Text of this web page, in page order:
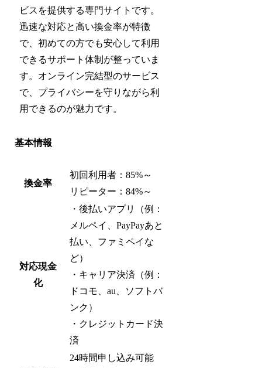
ビスを提供する専門サイトです。
迅速な対応と高い換金率が特徴
で、初めての方でも安心して利用
できるサポート体制が整っていま
す。オンライン完結型のサービス
で、プライバシーを守りながら利
用できるのが魅力です。
基本情報
換金率
初回利用者：85%～
リピーター：84%～
対応現金
化
・後払いアプリ（例：
メルペイ、PayPayあと
払い、ファミペイな
ど）
・キャリア決済（例：
ドコモ、au、ソフトバ
ンク）
・クレジットカード決
済
24時間申し込み可能